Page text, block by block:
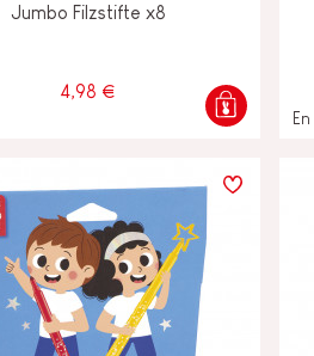
Jumbo Filzstifte x8
4,98 €